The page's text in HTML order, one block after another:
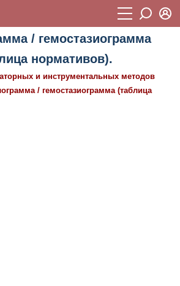
/ гемостазиограмма
нормативов).
и инструментальных методов
/ гемостазиограмма (таблица